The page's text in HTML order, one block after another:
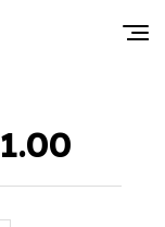
1.00 EUR إلى RUB